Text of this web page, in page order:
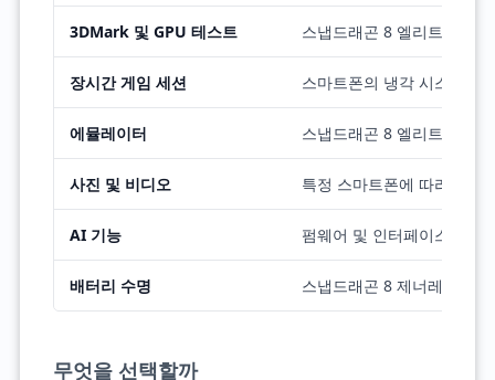
3DMark 및 GPU 테스트 스냅드래곤 8 엘리트의 눈
장시간 게임 세션 스마트폰의 냉각 시스템에
에뮬레이터 스냅드래곤 8 엘리트가 더
사진 및 비디오 특정 스마트폰에 따라 다름
AI 기능 펌웨어 및 인터페이스에 따
배터리 수명 스냅드래곤 8 제너레이션 5
무엇을 선택할까